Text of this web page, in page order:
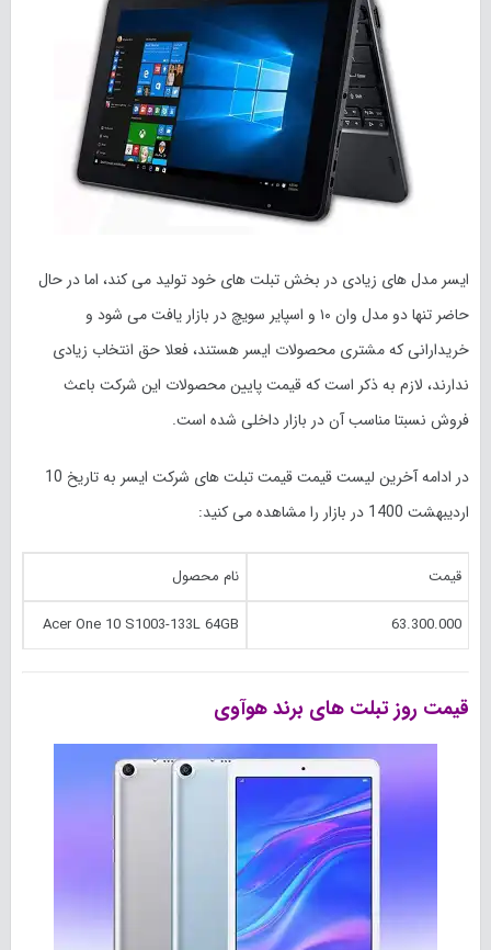
ایسر مدل های زیادی در بخش تبلت های خود تولید می کند، اما در حال
حاضر تنها دو مدل وان ۱۰ و اسپایر سویچ در بازار یافت می شود و
خریدارانی که مشتری محصولات ایسر هستند، فعلا حق انتخاب زیادی
ندارند، لازم به ذکر است که قیمت پایین محصولات این شرکت باعث
فروش نسبتا مناسب آن در بازار داخلی شده است.
در ادامه آخرین لیست قیمت قیمت تبلت های شرکت ایسر به تاریخ 10
اردیبهشت 1400 در بازار را مشاهده می کنید:
قیمت نام محصول
63.300.000
Acer One 10 S1003-133L 64GB
قیمت روز تبلت های برند هوآوی